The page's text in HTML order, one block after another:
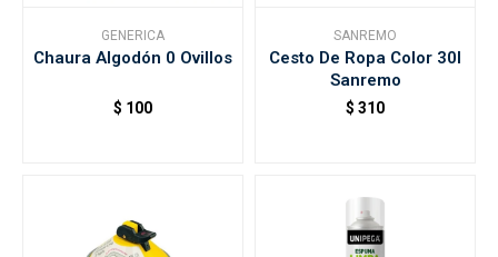
GENERICA
Chaura Algodón 0 Ovillos
$ 100
SANREMO
Cesto De Ropa Color 30l
Sanremo
$ 310